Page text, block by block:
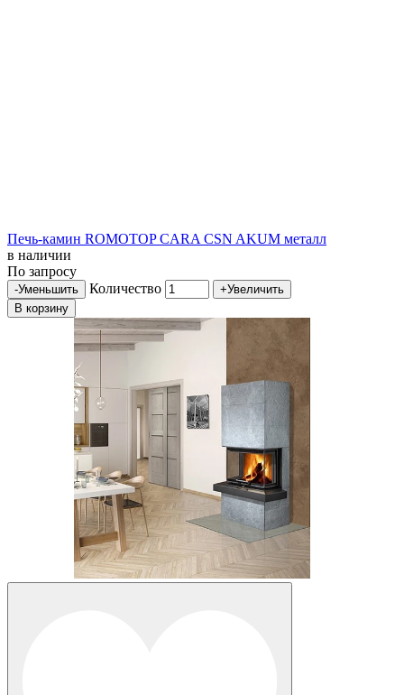
Печь-камин ROMOTOP CARA CSN AKUM металл
в наличии
По запросу
-Уменьшить Количество +Увеличить
В корзину